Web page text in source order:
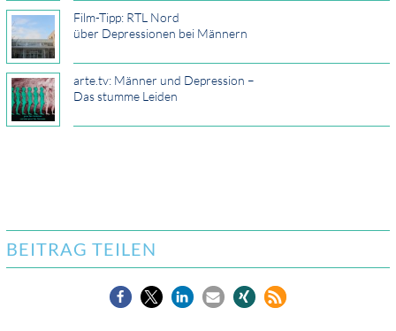
Film-Tipp: RTL Nord
über Depressionen bei Männern
arte.tv: Männer und Depression –
Das stumme Leiden
BEITRAG TEILEN